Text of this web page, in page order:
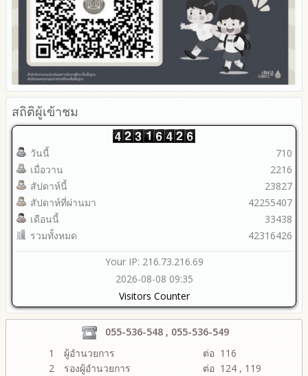
สถิติผู้เข้าชม
วันนี้
เมื่อวาน
สัปดาห์นี้
สัปดาห์ที่ผ่านมา
เดือนนี้
รวมทั้งหมด
710
2216
23827
42255407
33438
42316426
Your IP: 216.73.216.69
2026-08-08 09:35
Visitors Counter
055-536-548 , 055-536-549
1
ผู้อำนวยการ
ต่อ 116
2
รองผู้อำนวยการ
ต่อ 124 , 119